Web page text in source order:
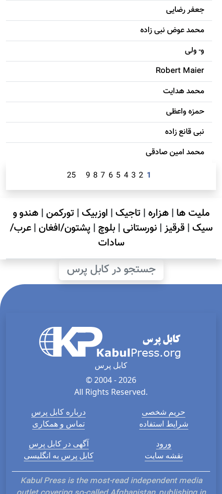
جعفر رضایی
محمد عوض نبی زاده
و- ولی
Robert Maier
محمد هدایت
حمزه واعظی
نبی قانع زاده
محمد امين صادقی
1
2
3
4
5
6
7
8
9
25
ملیت ها | هزاره| تاجیک| اوزبیک| تورکمن| هندو و
سیک| قرقیز| نورستانی| بلوچ | پشتون/افغان|عرب/
سادات
جستجو در کابل پرس
کابل پرس
© 2004 - 2026
All Rights Reserved.
درباره کابل پرس
تماس و همکاری
حریم شخصی
شرایط استفاده
آگهی در کابل پرس
کابل پرس به انگلیسی
ورود
نقشه سایت
Kabul Press is the most-read independent media